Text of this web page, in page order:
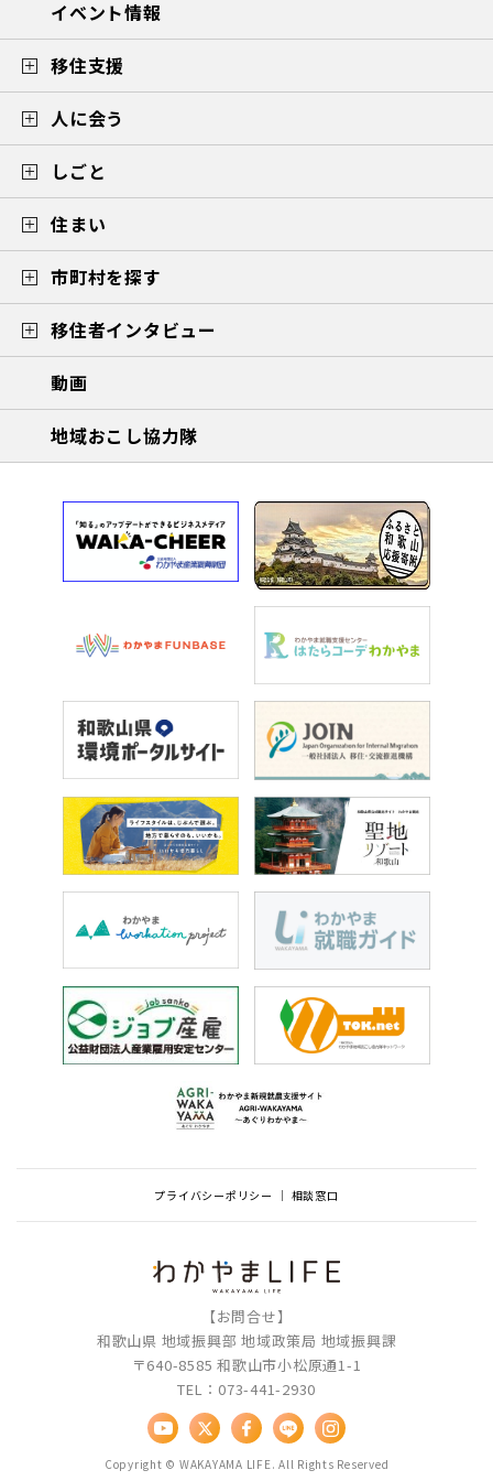
イベント情報
移住支援
人に会う
しごと
住まい
市町村を探す
移住者インタビュー
動画
地域おこし協力隊
プライバシーポリシー 相談窓口
【お問合せ】
和歌山県 地域振興部 地域政策局 地域振興課
〒640-8585 和歌山市小松原通1-1
TEL：073-441-2930
Copyright © WAKAYAMA LIFE. All Rights Reserved